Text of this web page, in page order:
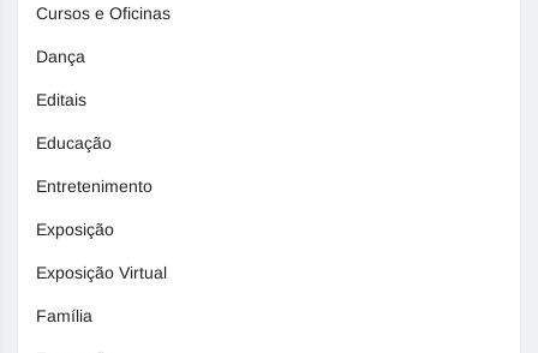
Cursos e Oficinas
Dança
Editais
Educação
Entretenimento
Exposição
Exposição Virtual
Família